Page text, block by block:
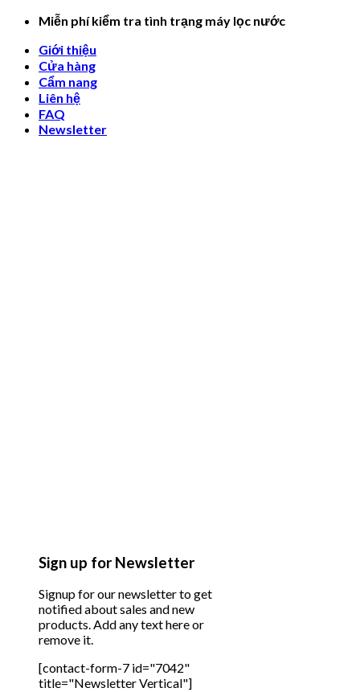
Skip
content
Miễn phí kiểm tra tình trạng máy lọc nước
Giới thiệu
Cửa hàng
Cẩm nang
Liên hệ
FAQ
Newsletter
Sign up for Newsletter
Signup for our newsletter to get
notified about sales and new
products. Add any text here or
remove it.
[contact-form-7 id="7042"
title="Newsletter Vertical"]